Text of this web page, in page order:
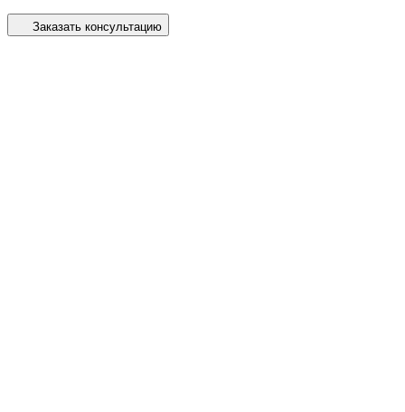
Заказать консультацию